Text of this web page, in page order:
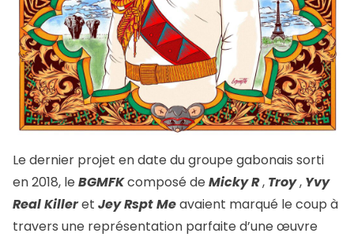
Le dernier projet en date du groupe gabonais sorti
en 2018, le BGMFKcomposé de Micky R, Troy, Yvy
Real Killeret Jey Rspt Meavaient marqué le coup à
travers une représentation parfaite d’une œuvre